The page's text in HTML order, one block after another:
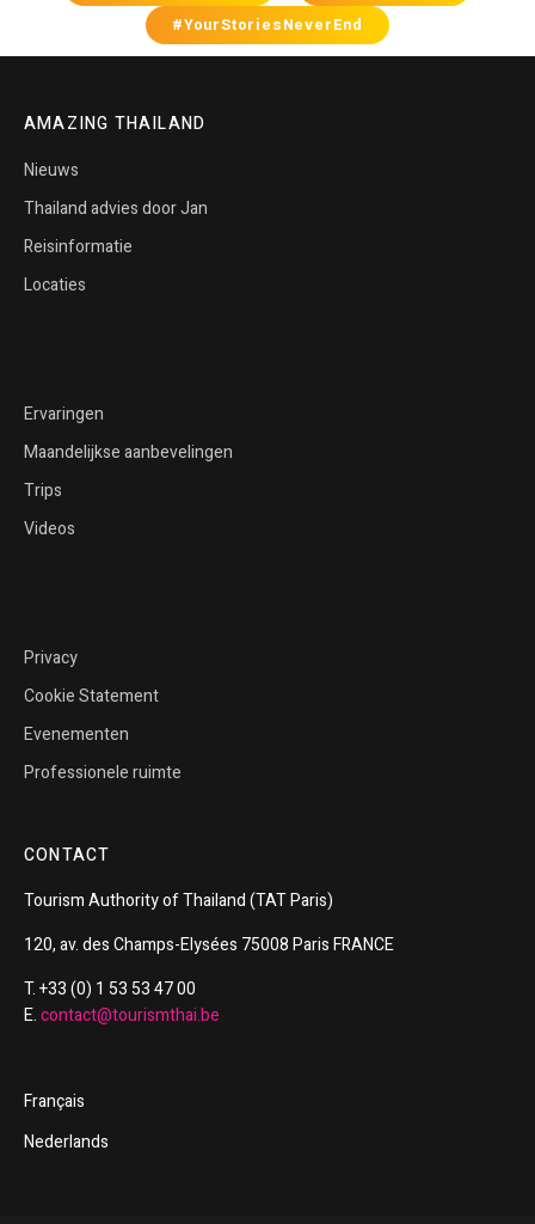
#YourStoriesNeverEnd
AMAZING THAILAND
Nieuws
Thailand advies door Jan
Reisinformatie
Locaties
Ervaringen
Maandelijkse aanbevelingen
Trips
Videos
Privacy
Cookie Statement
Evenementen
Professionele ruimte
CONTACT
TourismAuthority ofThailand(TAT Paris)
120, av. des Champs-Elysées 75008 Paris FRANCE
T. +33 (0) 1 53 53 47 00
E.contact@tourismthai.be
Français
Nederlands